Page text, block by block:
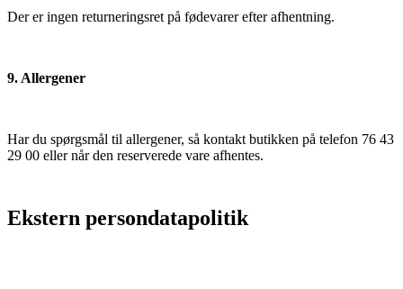
Der er ingen returneringsret på fødevarer efter afhentning.
9. Allergener
Har du spørgsmål til allergener, så kontakt butikken på telefon 76 43
29 00 eller når den reserverede vare afhentes.
Ekstern persondatapolitik